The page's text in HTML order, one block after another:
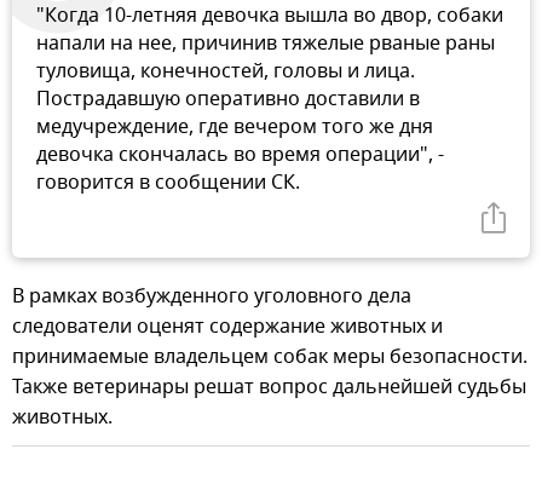
"Когда 10-летняя девочка вышла во двор, собаки
напали на нее, причинив тяжелые рваные раны
туловища, конечностей, головы и лица.
Пострадавшую оперативно доставили в
медучреждение, где вечером того же дня
девочка скончалась во время операции", -
говорится в сообщении СК.
В рамках возбужденного уголовного дела
следователи оценят содержание животных и
принимаемые владельцем собак меры безопасности.
Также ветеринары решат вопрос дальнейшей судьбы
животных.